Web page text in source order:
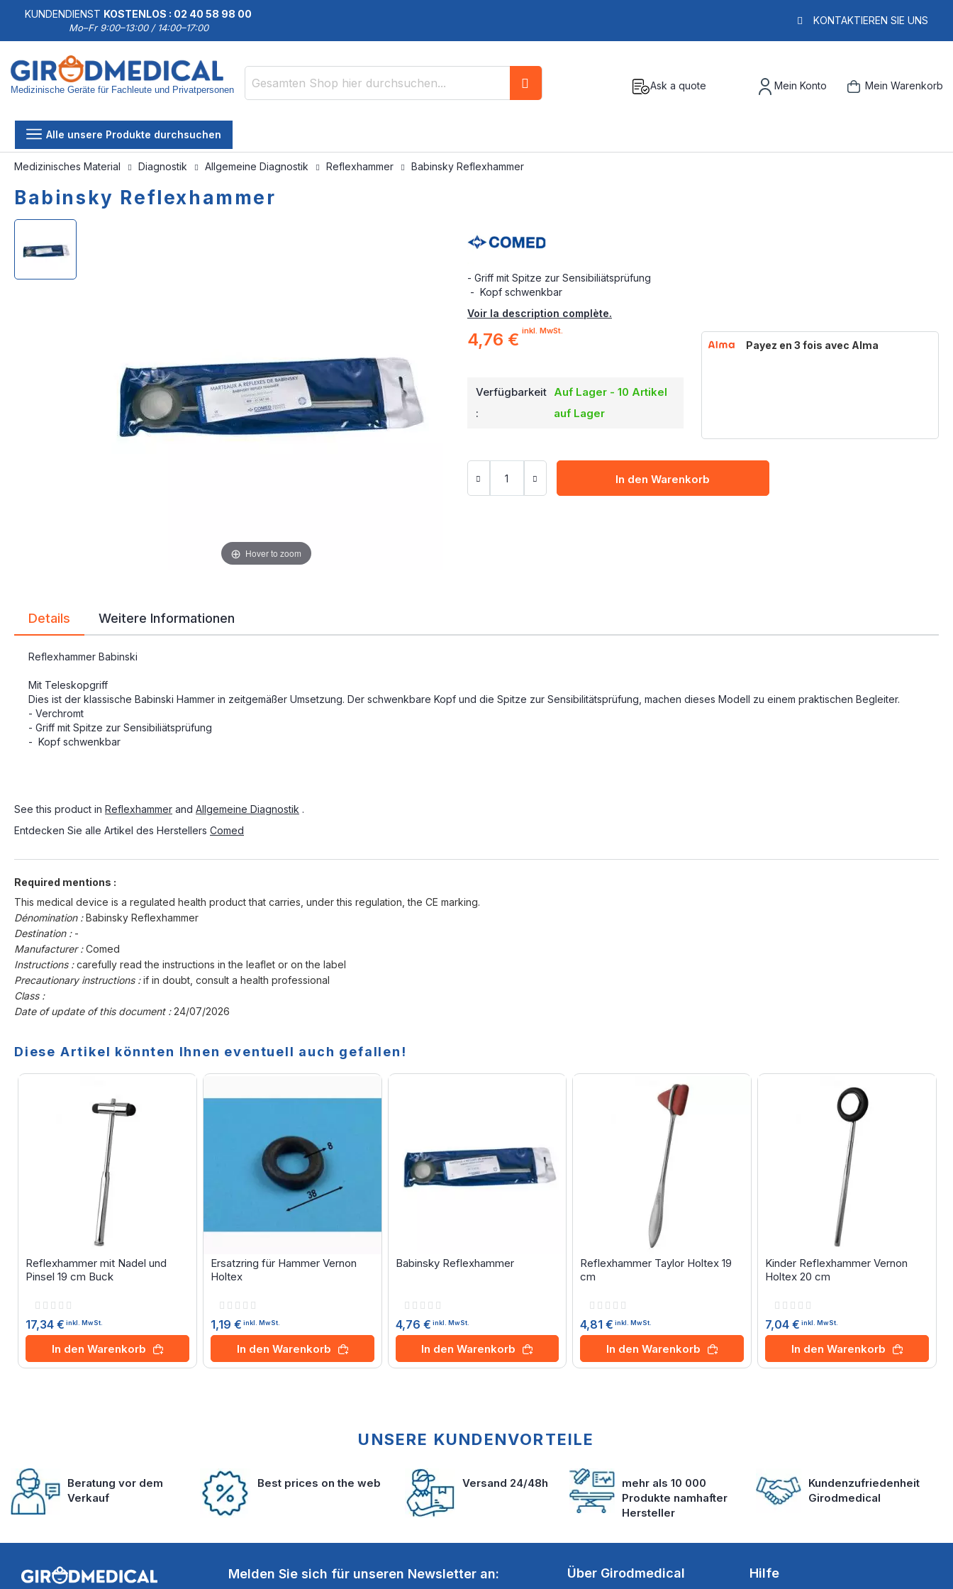
KUNDENDIENST KOSTENLOS : 02 40 58 98 00
Mo–Fr 9:00–13:00 / 14:00–17:00
KONTAKTIEREN SIE UNS
Medizinische Geräte für Fachleute und Privatpersonen Ask a quote Mein Konto Mein Warenkorb
Alle unsere Produkte durchsuchen
Medizinisches Material Diagnostik Allgemeine Diagnostik Reflexhammer Babinsky Reflexhammer
Babinsky Reflexhammer
- Griff mit Spitze zur Sensibiliätsprüfung
- Kopf schwenkbar
Voir la description complète.
4,76 € inkl. MwSt.
Verfügbarkeit
:
Auf Lager - 10 Artikel
auf Lager
Payez en 3 fois avec Alma
In den Warenkorb
Zum
der
springen
Zum
der
springen
Hover to zoom
Details
Reflexhammer Babinski
Mit Teleskopgriff
Dies ist der klassische Babinski Hammer in zeitgemäßer Umsetzung. Der schwenkbare Kopf und die Spitze zur Sensibilitätsprüfung, machen dieses Modell zu einem praktischen Begleiter.
- Verchromt
- Griff mit Spitze zur Sensibiliätsprüfung
- Kopf schwenkbar
Weitere Informationen
See this product in Reflexhammer and Allgemeine Diagnostik .
Entdecken Sie alle Artikel des Herstellers Comed
Required mentions :
This medical device is a regulated health product that carries, under this regulation, the CE marking.
Dénomination :Babinsky Reflexhammer
Destination : -
Manufacturer :Comed
Instructions :carefully read the instructions in the leaflet or on the label
Precautionary instructions :if in doubt, consult a health professional
Class :
Date of update of this document :24/07/2026
Diese Artikel könnten Ihnen eventuell auch gefallen!
Reflexhammer mit Nadel und
Pinsel 19 cm Buck
Rating:
17,34 € inkl. MwSt.
In den Warenkorb
Ersatzring für Hammer Vernon
Holtex
Rating:
1,19 € inkl. MwSt.
In den Warenkorb
Babinsky Reflexhammer
Rating:
4,76 € inkl. MwSt.
In den Warenkorb
Reflexhammer Taylor Holtex 19
cm
Rating:
4,81 € inkl. MwSt.
In den Warenkorb
Kinder Reflexhammer Vernon
Holtex 20 cm
Rating:
7,04 € inkl. MwSt.
In den Warenkorb
UNSERE KUNDENVORTEILE
Beratung vor dem
Verkauf
Best prices on the web Versand 24/48h
mehr als 10 000
Produkte namhafter
Hersteller
Kundenzufriedenheit
Girodmedical
Melden Sie sich für unseren Newsletter an: Über Girodmedical Hilfe